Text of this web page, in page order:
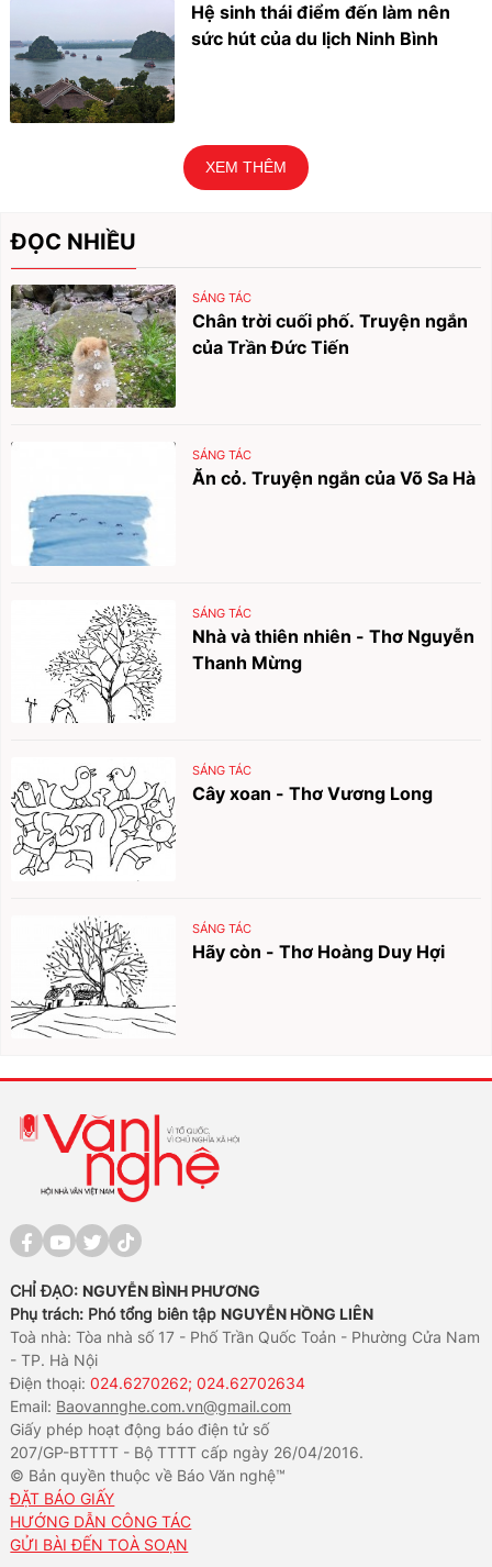
Hệ sinh thái điểm đến làm nên
sức hút của du lịch Ninh Bình
XEM THÊM
ĐỌC NHIỀU
SÁNG TÁC
Chân trời cuối phố. Truyện ngắn
của Trần Đức Tiến
SÁNG TÁC
Ăn cỏ. Truyện ngắn của Võ Sa Hà
SÁNG TÁC
Nhà và thiên nhiên - Thơ Nguyễn
Thanh Mừng
SÁNG TÁC
Cây xoan - Thơ Vương Long
SÁNG TÁC
Hãy còn - Thơ Hoàng Duy Hợi
CHỈ ĐẠO: NGUYỄN BÌNH PHƯƠNG
Phụ trách: Phó tổng biên tập NGUYỄN HỒNG LIÊN
Toà nhà: Tòa nhà số 17 - Phố Trần Quốc Toản - Phường Cửa Nam
- TP. Hà Nội
Điện thoại:024.6270262; 024.62702634
Email: Baovannghe.com.vn@gmail.com
Giấy phép hoạt động báo điện tử số
207/GP-BTTTT - Bộ TTTT cấp ngày 26/04/2016.
© Bản quyền thuộc về Báo Văn nghệ™
ĐẶT BÁO GIẤY
HƯỚNG DẪN CÔNG TÁC
GỬI BÀI ĐẾN TOÀ SOẠN